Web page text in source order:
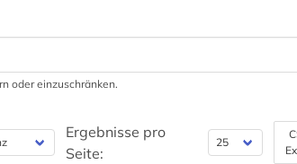
oder einzuschränken.
Ergebnisse pro
Seite: